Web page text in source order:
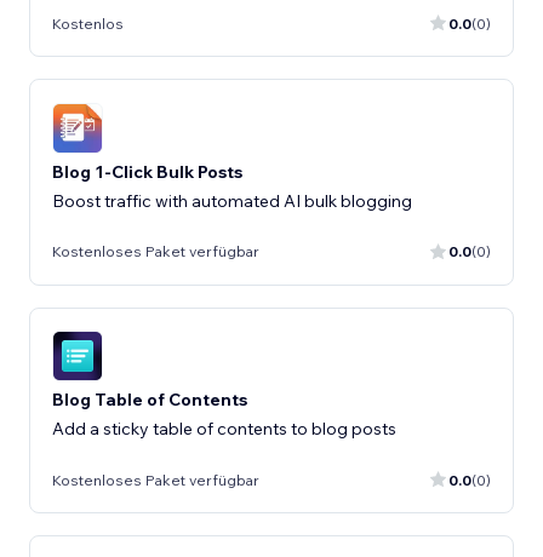
Kostenlos 0.0(0)
Blog 1-Click Bulk Posts
Boost traffic with automated AI bulk blogging
Kostenloses Paket verfügbar 0.0(0)
Blog Table of Contents
Add a sticky table of contents to blog posts
Kostenloses Paket verfügbar 0.0(0)